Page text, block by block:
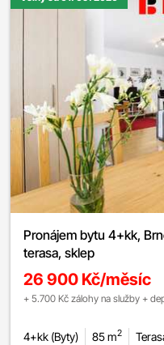
Pronájem bytu 4+kk,
terasa, sklep
26 900 Kč/měsíc
+ 5.700 Kč zálohy na služby +
4+kk (Byty) 85 m2